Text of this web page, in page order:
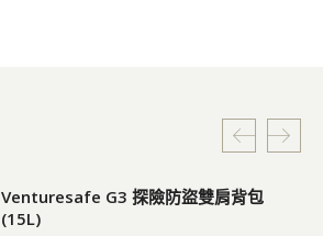
Venturesafe G3 探險防盜雙肩背包
(15L)